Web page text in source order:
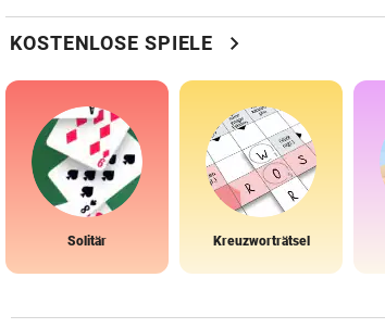
KOSTENLOSE SPIELE chevron_right
Solitär Kreuzworträtsel